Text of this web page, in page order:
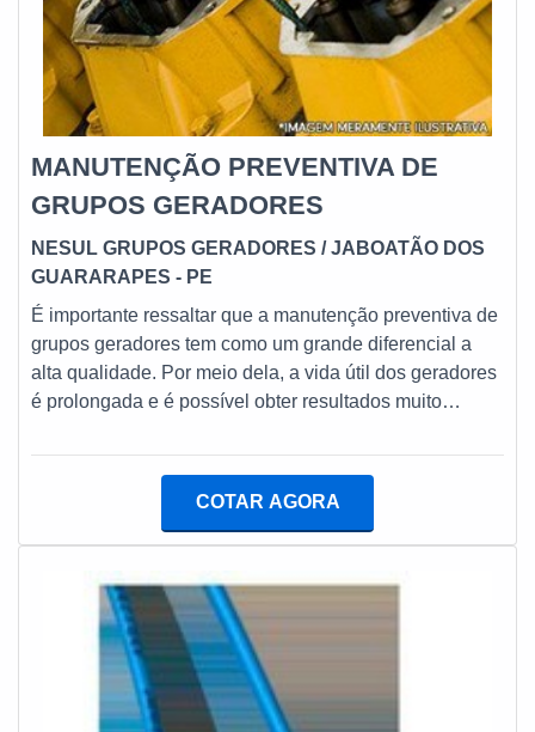
MANUTENÇÃO PREVENTIVA DE
GRUPOS GERADORES
NESUL GRUPOS GERADORES / JABOATÃO DOS
GUARARAPES - PE
É importante ressaltar que a manutenção preventiva de
grupos geradores tem como um grande diferencial a
alta qualidade. Por meio dela, a vida útil dos geradores
é prolongada e é possível obter resultados muito
evitadas falhas e paradas abruptas, assegurando o
MANUTENÇÃO É essencial submeter os geradores a
melhor desem
COTAR AGORA